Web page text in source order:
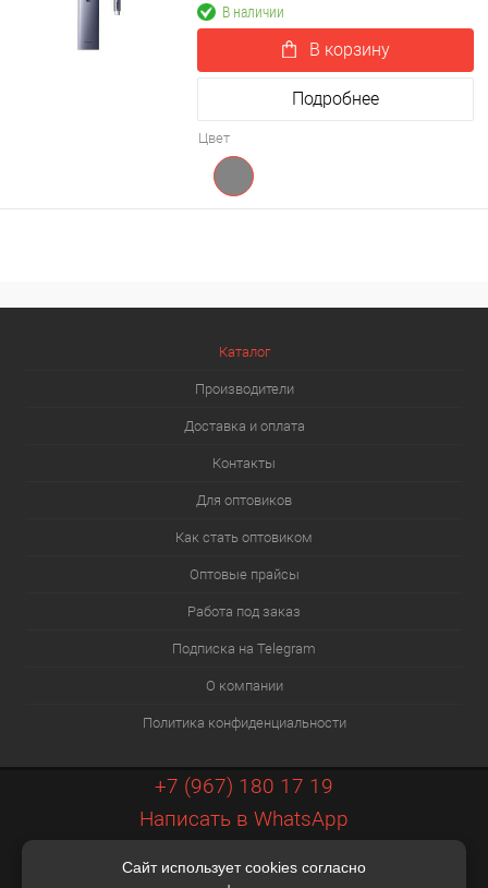
Сайт использует cookies согласно
В наличии
В корзину
Подробнее
Цвет
Каталог
Производители
Доставка и оплата
Контакты
Для оптовиков
Как стать оптовиком
Оптовые прайсы
Работа под заказ
Подписка на Telegram
О компании
Политика конфиденциальности
+7 (967) 180 17 19
Написать в WhatsApp